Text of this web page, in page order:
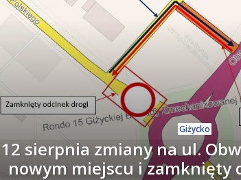
Giżycko
sierpnia zmiany na ul.
nowym miejscu i zamknięty